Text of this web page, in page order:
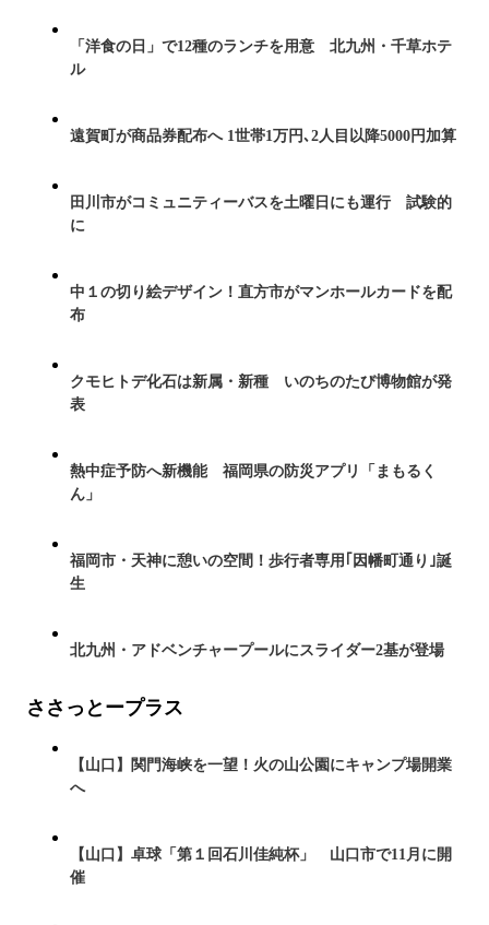
「洋食の日」で12種のランチを用意 北九州・千草ホテ
ル
遠賀町が商品券配布へ 1世帯1万円､2人目以降5000円加算
田川市がコミュニティーバスを土曜日にも運行 試験的
に
中１の切り絵デザイン！直方市がマンホールカードを配
布
クモヒトデ化石は新属・新種 いのちのたび博物館が発
表
熱中症予防へ新機能 福岡県の防災アプリ「まもるく
ん」
福岡市・天神に憩いの空間！歩行者専用｢因幡町通り｣誕
生
北九州・アドベンチャープールにスライダー2基が登場
ささっとープラス
【山口】関門海峡を一望！火の山公園にキャンプ場開業
へ
【山口】卓球「第１回石川佳純杯」 山口市で11月に開
催